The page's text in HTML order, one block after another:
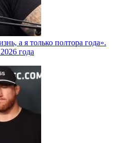
а я только полтора года».
года